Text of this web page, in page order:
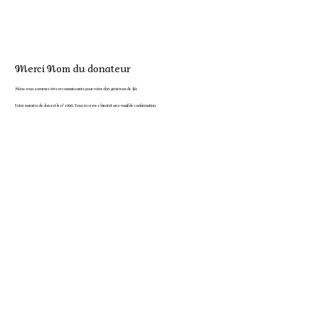
Merci Nom du donateur
Nous vous sommes très reconnaissants pour votre don généreux de $0.
Votre numéro de don est le n° 1000. Vous recevrez bientôt un e‑mail de confirmation.